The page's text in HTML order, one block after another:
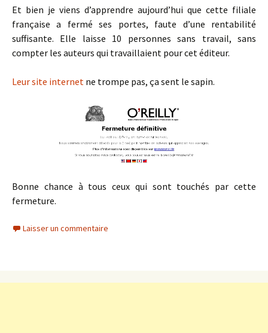
Et bien je viens d’apprendre aujourd’hui que cette filiale
française a fermé ses portes, faute d’une rentabilité
suffisante. Elle laisse 10 personnes sans travail, sans
compter les auteurs qui travaillaient pour cet éditeur.
Leur site internet ne trompe pas, ça sent le sapin.
Bonne chance à tous ceux qui sont touchés par cette
fermeture.
Laisser un commentaire